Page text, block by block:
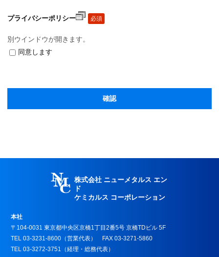
プライバシーポリシー 必須
別ウインドウが開きます。
同意します
株式会社 ニューメタルス エン
ド
ケミカルス コーポレーション
本社
〒104-0031 東京都中央区京橋1丁目2番5号 京橋TDビル 5F
TEL 03-3231-8600（営業代表） FAX 03-3271-5860
TEL 03-3272-3751（経理・総務代表）